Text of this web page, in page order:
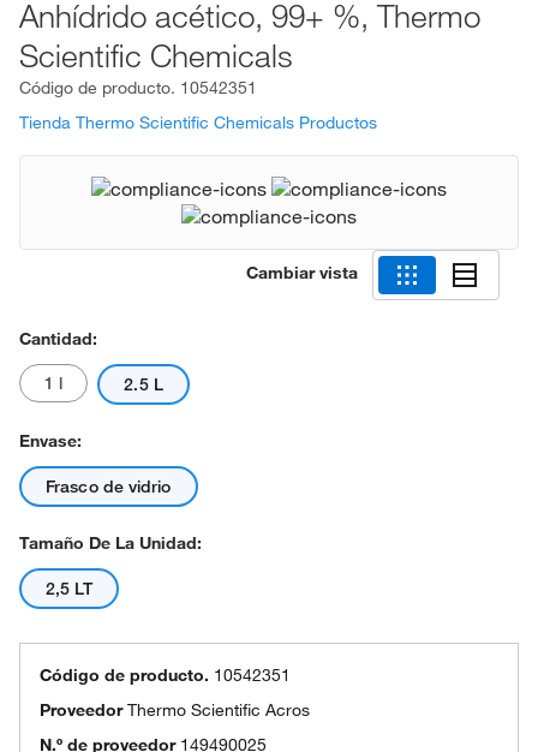
Anhídrido acético, 99+ %, Thermo
Scientific Chemicals
Código de producto. 10542351
Tienda Thermo Scientific Chemicals Productos
Cambiar vista
Cantidad:
1 l 2.5 L
Envase:
Frasco de vidrio
Tamaño De La Unidad:
2,5 LT
Código de producto. 10542351
ProveedorThermo Scientific Acros
N.º de proveedor 149490025